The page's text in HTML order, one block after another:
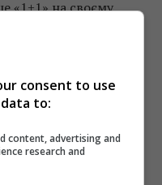
«1+1» на своєму
що таких має бути
– ред.) може
– це ті, хто за
надивилися
ті, хто
consent to use
to:
content, advertising and
research and